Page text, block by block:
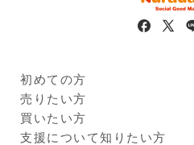
本サービスに掲載しているアレ
るメーカー提供情報に基づいて
括表示をご確認ください。
初めての方
Kuradashiとは
ご利用ガイド
売りたい方
クラダシに出品する
出品企業
買いたい方
商品一覧
支援について知りたい方